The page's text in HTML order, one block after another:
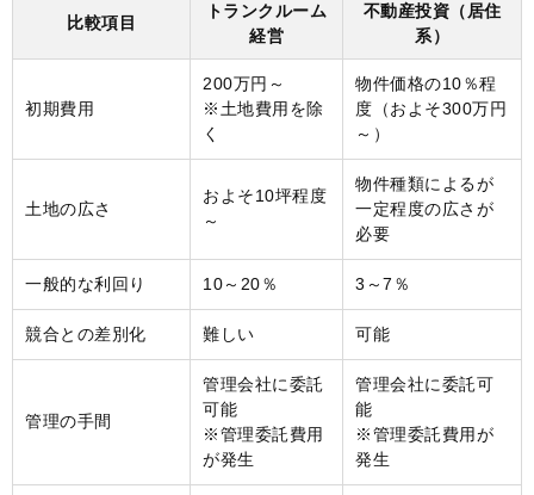
比較項目
トランクルーム
経営
不動産投資（居住
系）
初期費用
200万円～
※土地費用を除
く
物件価格の10％程
度（およそ300万円
～）
土地の広さ
およそ10坪程度
～
物件種類によるが
一定程度の広さが
必要
一般的な利回り 10～20％ 3～7％
競合との差別化 難しい 可能
管理の手間
管理会社に委託
可能
※管理委託費用
が発生
管理会社に委託可
能
※管理委託費用が
発生